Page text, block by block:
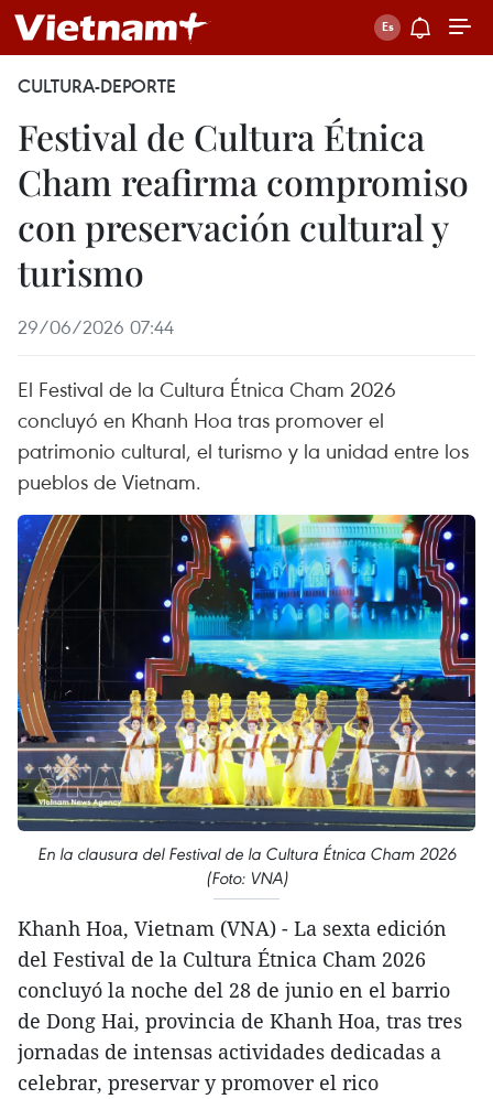
CULTURA-DEPORTE
Festival de Cultura Étnica
Cham reafirma compromiso
con preservación cultural y
turismo
29/06/2026 07:44
El Festival de la Cultura Étnica Cham 2026
concluyó en Khanh Hoa tras promover el
patrimonio cultural, el turismo y la unidad entre los
pueblos de Vietnam.
En la clausura del Festival de la Cultura Étnica Cham 2026
(Foto: VNA)
Khanh Hoa, Vietnam (VNA) - La sexta edición
del Festival de la Cultura Étnica Cham 2026
concluyó la noche del 28 de junio en el barrio
de Dong Hai, provincia de Khanh Hoa, tras tres
jornadas de intensas actividades dedicadas a
celebrar, preservar y promover el rico